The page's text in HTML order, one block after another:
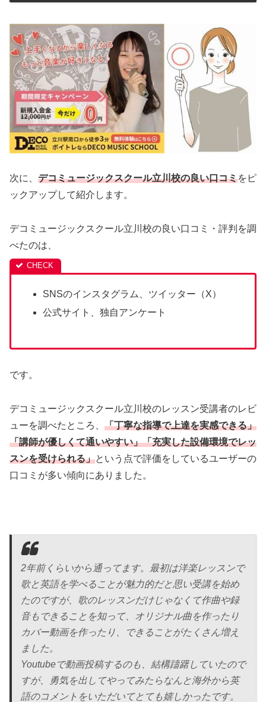
次に、 デコミュージックスクール立川校の良い口コミをピ
ックアップして紹介します。
デコミュージックスクール立川校の良い口コミ・評判を調
べたのは、
SNSのインスタグラム、ツイッター（X）
公式サイト、独自アンケート
です。
デコミュージックスクール立川校のレッスン受講者のレビ
ューを調べたところ、 「丁寧な指導で上達を実感できる」
「講師が優しくて通いやすい」「充実した設備環境でレッ
スンを受けられる」という点で評価をしているユーザーの
口コミが多い傾向にありました。
2年前くらいから通ってます。最初は洋楽レッスンで
歌と英語を学べることが魅力的だと思い受講を始め
たのですが、歌のレッスンだけじゃなくて作曲や録
音もできることを知って、オリジナル曲を作ったり
カバー動画を作ったり、できることがたくさん増え
ました。
Youtubeで動画投稿するのも、結構躊躇していたので
すが、勇気を出してやってみたらなんと海外から英
語のコメントをいただいてとても嬉しかったです。